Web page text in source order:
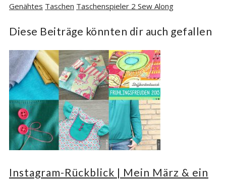
Genähtes Taschen Taschenspieler 2 Sew Along
Diese Beiträge könnten dir auch gefallen
Instagram-Rückblick | Mein März & ein